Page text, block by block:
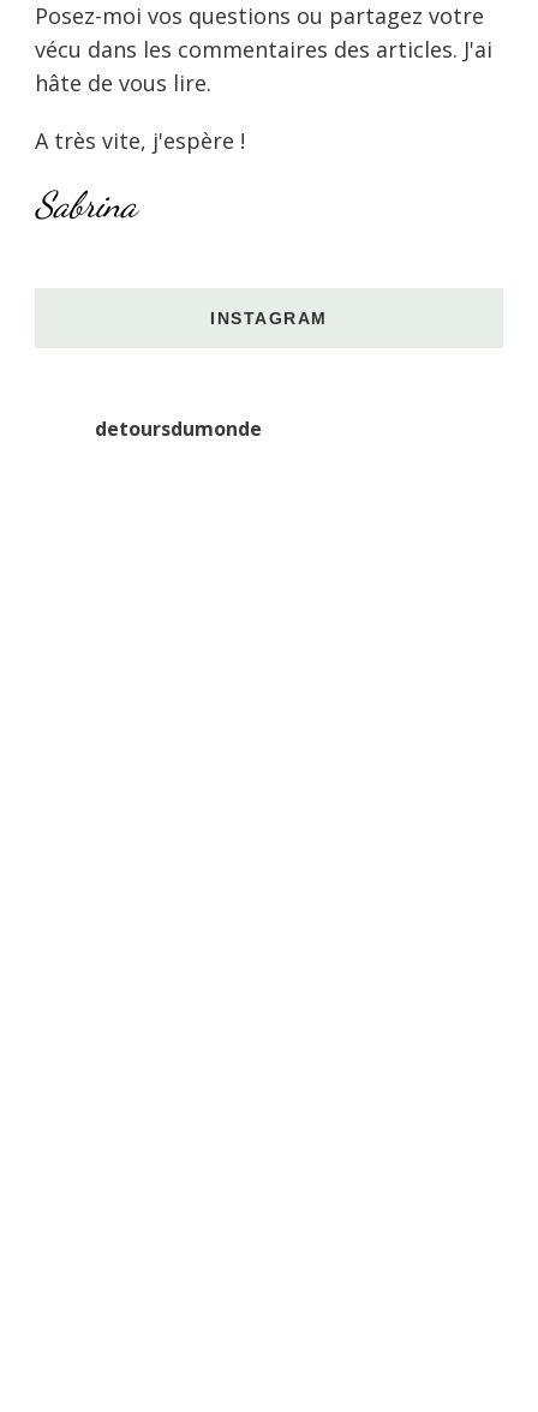
Posez-moi vos questions ou partagez votre
vécu dans les commentaires des articles. J'ai
hâte de vous lire.
A très vite, j'espère !
Sabrina
INSTAGRAM
detoursdumonde